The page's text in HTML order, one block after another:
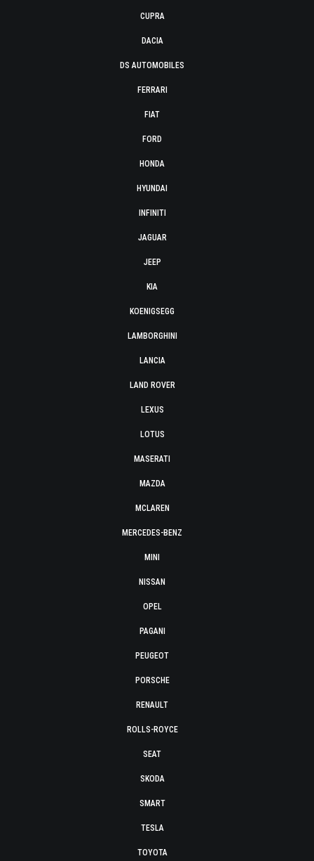
CUPRA
DACIA
DS AUTOMOBILES
FERRARI
FIAT
FORD
HONDA
HYUNDAI
INFINITI
JAGUAR
JEEP
KIA
KOENIGSEGG
LAMBORGHINI
LANCIA
LAND ROVER
LEXUS
LOTUS
MASERATI
MAZDA
MCLAREN
MERCEDES-BENZ
MINI
NISSAN
OPEL
PAGANI
PEUGEOT
PORSCHE
RENAULT
ROLLS-ROYCE
SEAT
SKODA
SMART
TESLA
TOYOTA